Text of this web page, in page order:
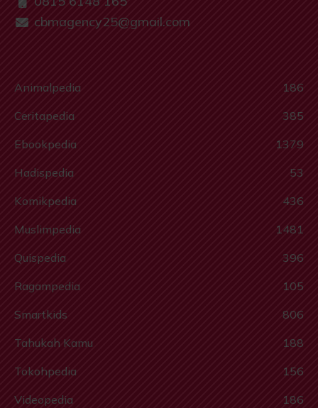
cbmagency25@gmail.com
Animalpedia
186
Ceritapedia
385
Ebookpedia
1379
Hadispedia
53
Komikpedia
436
Muslimpedia
1481
Quispedia
396
Ragampedia
105
Smartkids
806
Tahukah Kamu
188
Tokohpedia
156
Videopedia
186